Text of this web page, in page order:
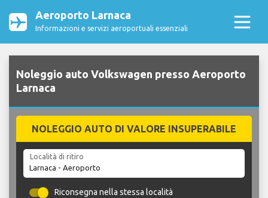
Aeroporto Larnaca
Informazioni e servizi aeroportuali essenziali
Noleggio auto Volkswagen presso Aeroporto
Larnaca
NOLEGGIO AUTO DI VALORE INSUPERABILE
Località di ritiro
Riconsegna nella stessa località